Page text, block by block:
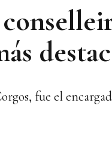
fue el